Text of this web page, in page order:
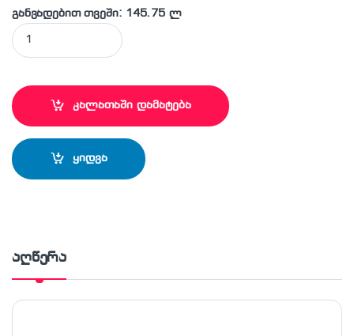
განვადებით თვეში: 145.75 ლ
მაცივარი RDNE505E30ZXB Superia quantity
კალათაში დამატება
ყიდვა
აღწერა